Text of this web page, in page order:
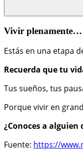
Vivir plenamente…
Estás en una etapa
Recuerda que tu
Tus sueños, tus
Porque vivir en
¿Conoces a
Fuente: https://